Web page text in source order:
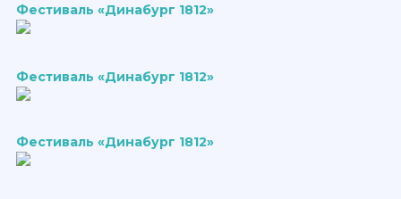
Фестиваль «Динабург 1812»
Фестиваль «Динабург 1812»
Фестиваль «Динабург 1812»